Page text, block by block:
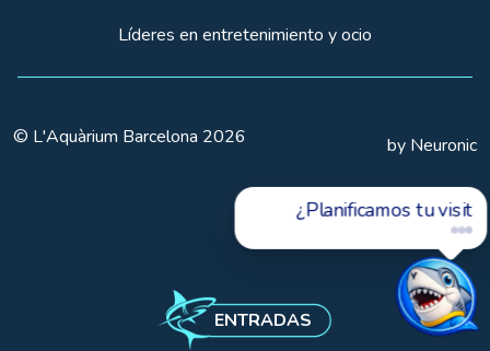
ENTRADAS
Líderes en entretenimiento y ocio
© L'Aquàrium Barcelona 2026 by Neuronic
¿Planificamos tu visita?